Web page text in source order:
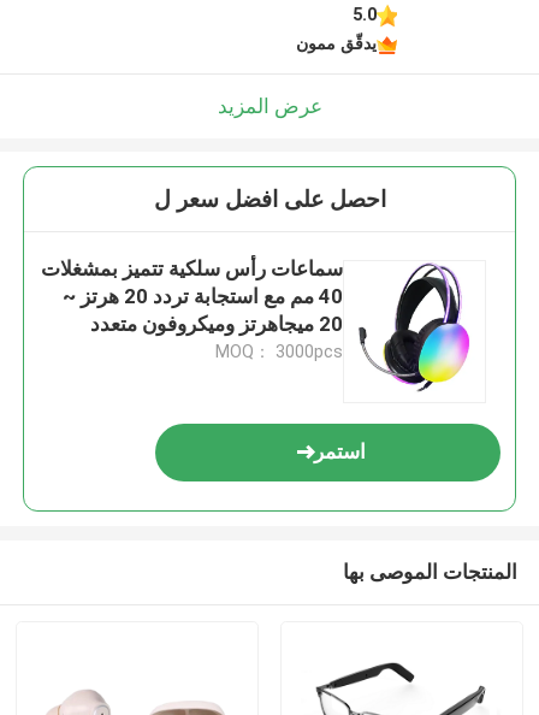
5.0
يدقّق ممون
عرض المزيد
احصل على افضل سعر ل
سماعات رأس سلكية تتميز بمشغلات
40 مم مع استجابة تردد 20 هرتز ~
20 ميجاهرتز وميكروفون متعدد
الاتجاهات 6.0 × 5 مم
MOQ： 3000pcs
استمر
المنتجات الموصى بها